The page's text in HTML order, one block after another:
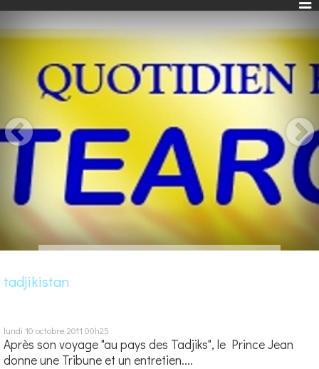
tadjikistan
lundi 10 octobre 2011 00h25
Après son voyage "au pays des Tadjiks", le Prince Jean
donne une Tribune et un entretien....